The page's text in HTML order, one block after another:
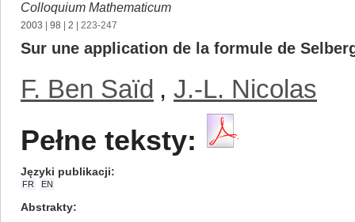
Colloquium Mathematicum
2003 98 2 | 223-247
Sur une application de la formule de
F. Ben Saïd , J.-L. Nicolas
Pełne teksty:
Języki publikacji
FR EN
Abstrakty